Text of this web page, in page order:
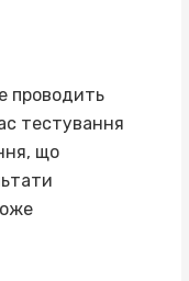
проводить
тестування
що